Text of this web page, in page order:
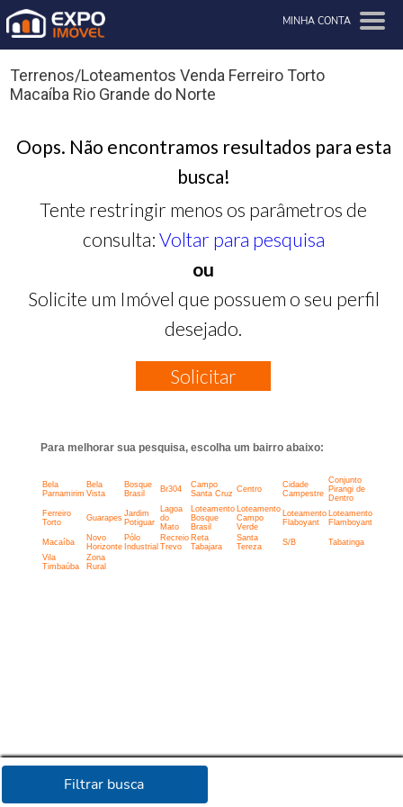
MINHA CONTA
Filtrar busca
Terrenos/Loteamentos Venda Ferreiro Torto
Macaíba Rio Grande do Norte
Oops. Não encontramos resultados para esta
busca!
Tente restringir menos os parâmetros de
consulta: Voltar para pesquisa
ou
Solicite um Imóvel que possuem o seu perfil
desejado.
Solicitar
Para melhorar sua pesquisa, escolha um bairro abaixo:
Bela
Parnamirim
Bela
Vista
Bosque
Brasil
Br304
Campo
Santa Cruz Centro
Cidade
Campestre
Conjunto
Pirangi de
Dentro
Ferreiro
Torto
Guarapes Jardim
Potiguar
Lagoa
do
Mato
Loteamento
Bosque
Brasil
Loteamento
Campo
Verde
Loteamento
Flaboyant
Loteamento
Flamboyant
Macaíba
Novo
Horizonte
Pólo
Industrial
Recreio
Trevo
Reta
Tabajara
Santa
Tereza
S/B
Tabatinga
Vila
Timbaúba
Zona
Rural